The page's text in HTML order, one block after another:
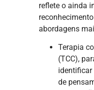
reflete o ainda
abordagens
Terapia
(TCC),
identificar
de